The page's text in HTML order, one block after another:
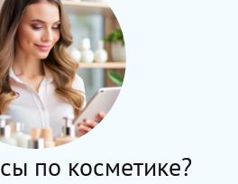
по косметике?